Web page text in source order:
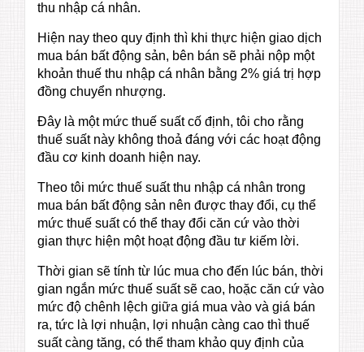
thu nhập cá nhân.
Hiện nay theo quy định thì khi thực hiện giao dịch
mua bán bất động sản, bên bán sẽ phải nộp một
khoản thuế thu nhập cá nhân bằng 2% giá trị hợp
đồng chuyển nhượng.
Đây là một mức thuế suất cố định, tôi cho rằng
thuế suất này không thoả đáng với các hoạt động
đầu cơ kinh doanh hiện nay.
Theo tôi mức thuế suất thu nhập cá nhân trong
mua bán bất động sản nên được thay đổi, cụ thể
mức thuế suất có thể thay đổi căn cứ vào thời
gian thực hiện một hoạt động đầu tư kiếm lời.
Thời gian sẽ tính từ lúc mua cho đến lúc bán, thời
gian ngắn mức thuế suất sẽ cao, hoặc căn cứ vào
mức độ chênh lệch giữa giá mua vào và giá bán
ra, tức là lợi nhuận, lợi nhuận càng cao thì thuế
suất càng tăng, có thể tham khảo quy định của